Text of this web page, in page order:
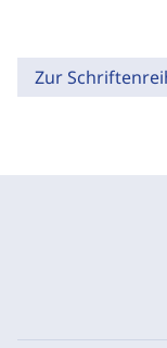
Zur